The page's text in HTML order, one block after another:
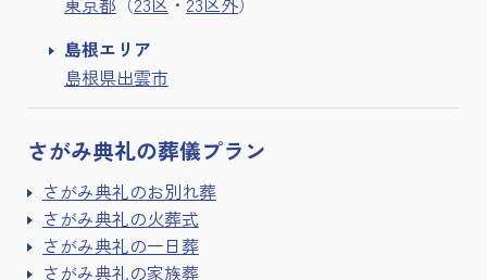
島根エリア
島根県出雲市
さがみ典礼の葬儀プラン
さがみ典礼のお別れ葬
さがみ典礼の火葬式
さがみ典礼の一日葬
さがみ典礼の家族葬